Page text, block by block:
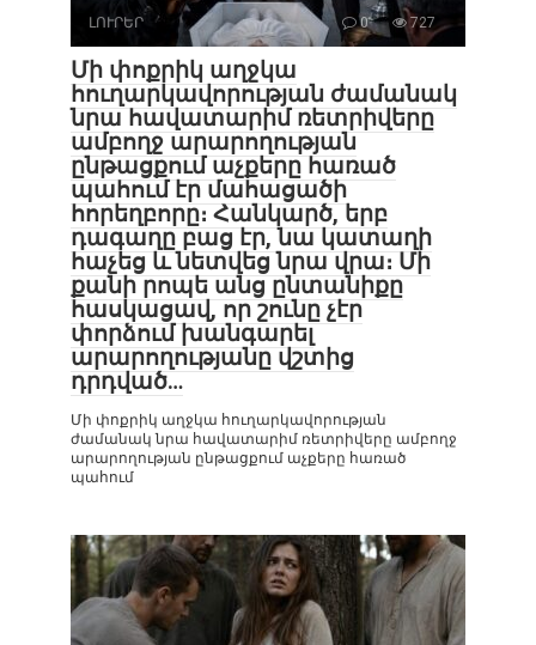
ԼՈՒՐԵՐ 0 727
Մի փոքրիկ աղջկա
հուղարկավորության ժամանակ
նրա հավատարիմ ռետրիվերը
ամբողջ արարողության
ընթացքում աչքերը հառած
պահում էր մահացածի
հորեղբորը։ Հանկարծ, երբ
դագաղը բաց էր, նա կատաղի
հաչեց և նետվեց նրա վրա։ Մի
քանի րոպե անց ընտանիքը
հասկացավ, որ շունը չէր
փորձում խանգարել
արարողությանը վշտից
դրդված…
Մի փոքրիկ աղջկա հուղարկավորության
ժամանակ նրա հավատարիմ ռետրիվերը ամբողջ
արարողության ընթացքում աչքերը հառած
պահում